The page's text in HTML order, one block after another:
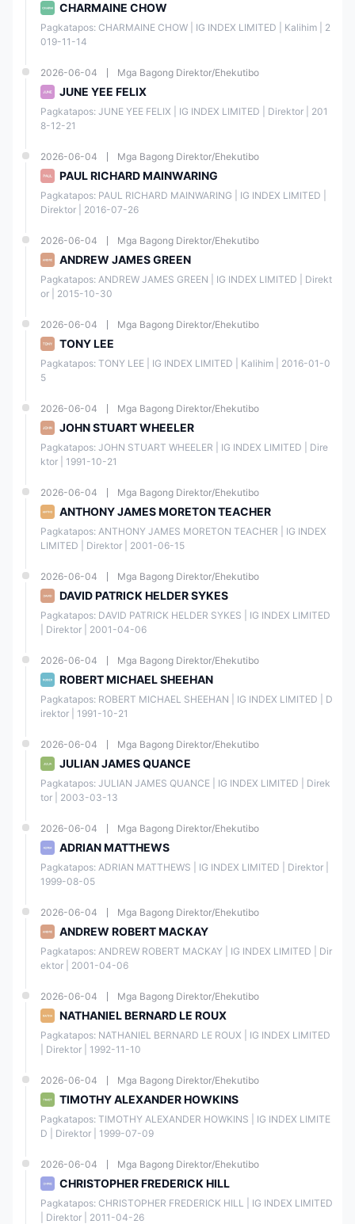
Marke
ts
(FMA)
AUST
RALIA
gh
(STP)
1
Monet
Singa
pore
PTE
LTD
Licens
Finan
cial
Servic
es
Autho
(DFSA
United
Arab
Emirat
Forex
Licens
F0017
80
Mga Instrumento sa Merkado
IG nag-aalok ng access sa 17,000+ na mga merkado, na sumasaklaw
cryptocurrencies
Mga Tradable na
Instrumento
Supported
Forex ✔
Mga Shares ✔
Mga Indeks ✔
Mga Komoditi ✔
Mga Tematik at basket
Mga Opsyon ✔
Mga Bonds
Mga Mutual Funds
Ang IG ay nag-aalok ng isangsolong live account na
kinakailangang minimum deposit. Bukod sa live accounts,
magagamit din ang demo accounts.
Ang demo account ng IG ay isang napakahalagang tool para sa mga
isang ligtas at walang panganib na kapaligiran. Sa IGvirtual funding
na nagkakahalaga ng $20,000, ang mga trader ay maaaring mag-
praktis at pagbutihin ang kanilang mga kasanayan sa pag-trade nang
hindi nagtataya ng kanilang kapital. Bukod dito, ang demo account ng
IG ay nagbibigay ng access sa trading platform at sa lahat ng mga
CHARMAINE CHOW
Pagkatapos: CHARMAINE CHOW | IG INDEX LIMITED | Kalihim | 2
019-11-14
2026-06-04 Mga Bagong Direktor/Ehekutibo
JUNE YEE FELIX
Pagkatapos: JUNE YEE FELIX | IG INDEX LIMITED | Direktor | 201
8-12-21
2026-06-04 Mga Bagong Direktor/Ehekutibo
PAUL RICHARD MAINWARING
Pagkatapos: PAUL RICHARD MAINWARING | IG INDEX LIMITED |
Direktor | 2016-07-26
2026-06-04 Mga Bagong Direktor/Ehekutibo
ANDREW JAMES GREEN
Pagkatapos: ANDREW JAMES GREEN | IG INDEX LIMITED | Direkt
or | 2015-10-30
2026-06-04 Mga Bagong Direktor/Ehekutibo
TONY LEE
Pagkatapos: TONY LEE | IG INDEX LIMITED | Kalihim | 2016-01-0
5
2026-06-04 Mga Bagong Direktor/Ehekutibo
JOHN STUART WHEELER
Pagkatapos: JOHN STUART WHEELER | IG INDEX LIMITED | Dire
ktor | 1991-10-21
2026-06-04 Mga Bagong Direktor/Ehekutibo
ANTHONY JAMES MORETON TEACHER
Pagkatapos: ANTHONY JAMES MORETON TEACHER | IG INDEX
LIMITED | Direktor | 2001-06-15
2026-06-04 Mga Bagong Direktor/Ehekutibo
DAVID PATRICK HELDER SYKES
Pagkatapos: DAVID PATRICK HELDER SYKES | IG INDEX LIMITED
| Direktor | 2001-04-06
2026-06-04 Mga Bagong Direktor/Ehekutibo
ROBERT MICHAEL SHEEHAN
Pagkatapos: ROBERT MICHAEL SHEEHAN | IG INDEX LIMITED | D
irektor | 1991-10-21
2026-06-04 Mga Bagong Direktor/Ehekutibo
JULIAN JAMES QUANCE
Pagkatapos: JULIAN JAMES QUANCE | IG INDEX LIMITED | Direk
tor | 2003-03-13
2026-06-04 Mga Bagong Direktor/Ehekutibo
ADRIAN MATTHEWS
Pagkatapos: ADRIAN MATTHEWS | IG INDEX LIMITED | Direktor |
1999-08-05
2026-06-04 Mga Bagong Direktor/Ehekutibo
ANDREW ROBERT MACKAY
Pagkatapos: ANDREW ROBERT MACKAY | IG INDEX LIMITED | Dir
ektor | 2001-04-06
2026-06-04 Mga Bagong Direktor/Ehekutibo
NATHANIEL BERNARD LE ROUX
Pagkatapos: NATHANIEL BERNARD LE ROUX | IG INDEX LIMITED
| Direktor | 1992-11-10
2026-06-04 Mga Bagong Direktor/Ehekutibo
TIMOTHY ALEXANDER HOWKINS
Pagkatapos: TIMOTHY ALEXANDER HOWKINS | IG INDEX LIMITE
D | Direktor | 1999-07-09
2026-06-04 Mga Bagong Direktor/Ehekutibo
CHRISTOPHER FREDERICK HILL
Pagkatapos: CHRISTOPHER FREDERICK HILL | IG INDEX LIMITED
| Direktor | 2011-04-26